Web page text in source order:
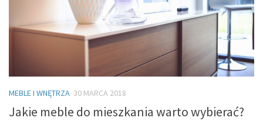
MEBLE I WNĘTRZA 30 MARCA 2018
Jakie meble do mieszkania warto wybierać?